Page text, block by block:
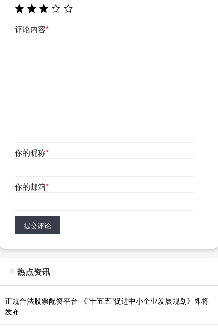
评论内容*
你的昵称*
你的邮箱*
提交评论
热点资讯
正规合法股票配资平台 《“十五五”促进中小企业发展规划》即将
发布